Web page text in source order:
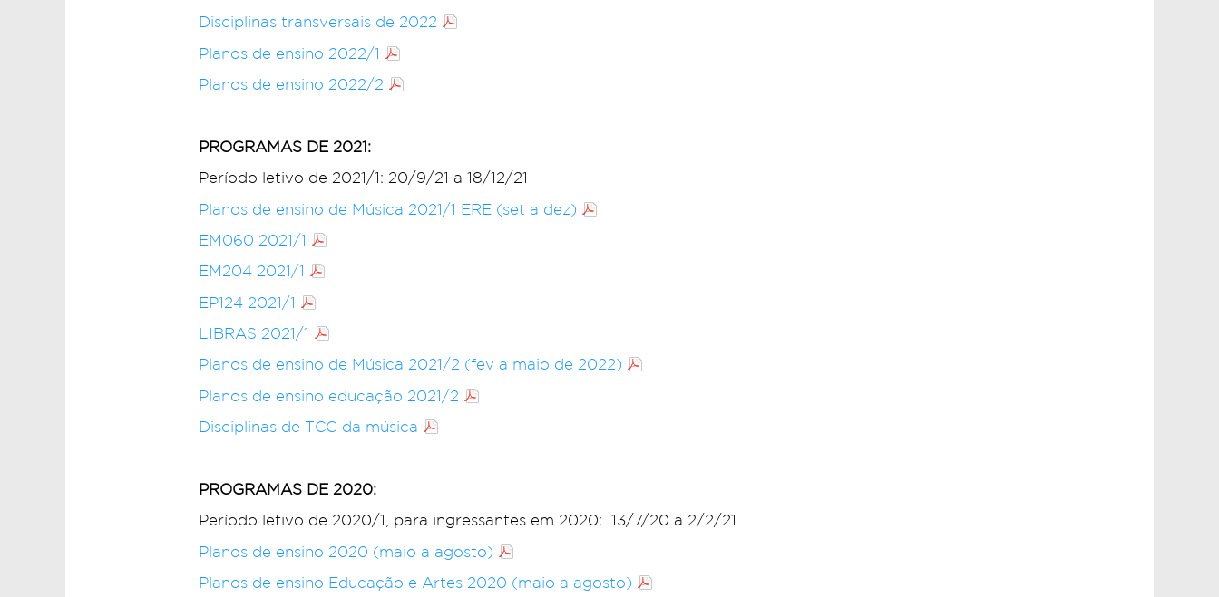
Disciplinas transversais de 2022
Planos de ensino 2022/1
Planos de ensino 2022/2
PROGRAMAS DE 2021:
Período letivo de 2021/1: 20/9/21 a 18/12/21
Planos de ensino de Música 2021/1 ERE (set a dez)
EM060 2021/1
EM204 2021/1
EP124 2021/1
LIBRAS 2021/1
Planos de ensino de Música 2021/2 (fev a maio de 2022)
Planos de ensino educação 2021/2
Disciplinas de TCC da música
PROGRAMAS DE 2020:
Período letivo de 2020/1, para ingressantes em 2020: 13/7/20 a 2/2/21
Planos de ensino 2020 (maio a agosto)
Planos de ensino Educação e Artes 2020 (maio a agosto)